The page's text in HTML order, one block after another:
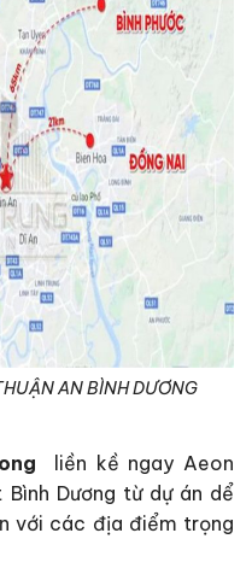
AN BÌNH DƯƠNG
liền kề ngay Aeon
Dương​ từ dự án dể
với các địa điểm trọng